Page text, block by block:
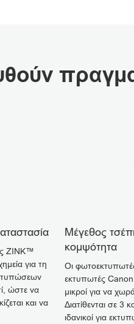
ZINK™
για τη
ώστε να
και να
Μέγεθος
κομψότητα
Οι
εκτυπωτές Canon
μικροί για να
Διατίθενται σε 3
ιδανικοί για